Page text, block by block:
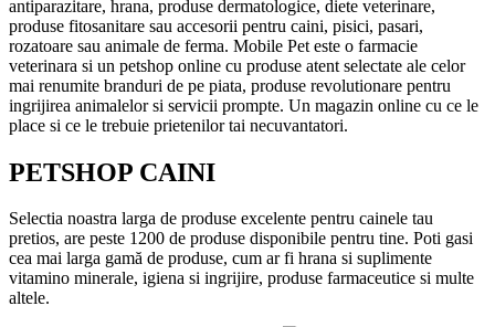
antiparazitare, hrana, produse dermatologice, diete veterinare,
produse fitosanitare sau accesorii pentru caini, pisici, pasari,
rozatoare sau animale de ferma. Mobile Pet este o farmacie
veterinara si un petshop online cu produse atent selectate ale celor
mai renumite branduri de pe piata, produse revolutionare pentru
ingrijirea animalelor si servicii prompte. Un magazin online cu ce le
place si ce le trebuie prietenilor tai necuvantatori.
PETSHOP CAINI
Selectia noastra larga de produse excelente pentru cainele tau
pretios, are peste 1200 de produse disponibile pentru tine. Poti gasi
cea mai larga gamă de produse, cum ar fi hrana si suplimente
vitamino minerale, igiena si ingrijire, produse farmaceutice si multe
altele.